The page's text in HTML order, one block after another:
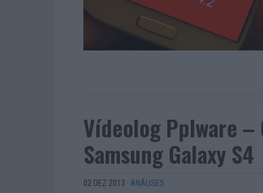
Vídeolog Pplware –
Samsung Galaxy S4
02 DEZ 2013 · ANÁLISES